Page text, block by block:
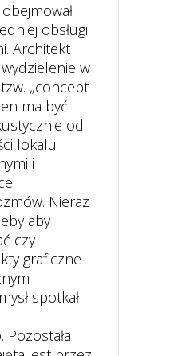
obsługi
Architekt
w
„concept
ma być
od
lokalu
i
Nieraz
aby
czy
graficzne
spotkał
Pozostała